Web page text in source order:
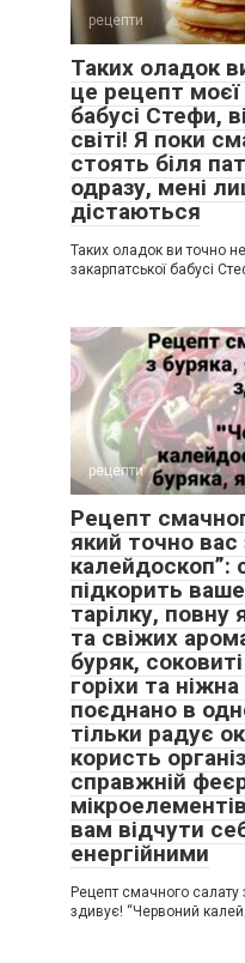
рецепти
Таких оладок
це рецепт моєї
бабусі Стефи,
світі! Я поки
стоять біля
одразу, мені
дістаються
Таких оладок ви точно
закарпатської бабусі
рецепти
Рецепт
який точно
калейдоскоп”:
підкорить
тарілку, повну
та свіжих
буряк,
горіхи та
поєднано в
тільки радує
користь
справжній
вам відчути
енергійними
Рецепт смачного салату
здивує! “Червоний